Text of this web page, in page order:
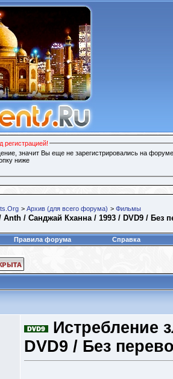
значит Вы еще не зарегистрировались на
ниже
> Архив (для всего форума) > Фильмы
Anth / Санджай Кханна / 1993 / DVD9 / Без
Правила форума Справка
Истребление
DVD9 / Без